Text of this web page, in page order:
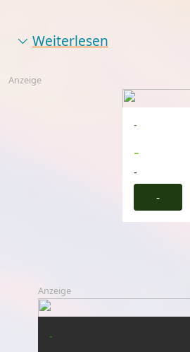
Weiterlesen
Anzeige
-
-
-
-
Anzeige
-